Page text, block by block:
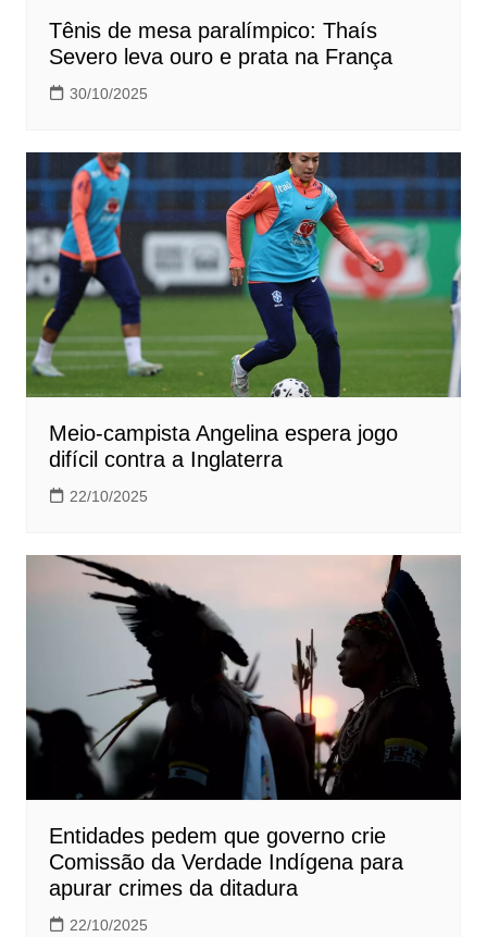
Tênis de mesa paralímpico: Thaís
Severo leva ouro e prata na França
30/10/2025
Meio-campista Angelina espera jogo
difícil contra a Inglaterra
22/10/2025
Entidades pedem que governo crie
Comissão da Verdade Indígena para
apurar crimes da ditadura
22/10/2025